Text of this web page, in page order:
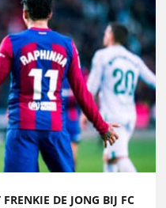
DE JONG BIJ FC